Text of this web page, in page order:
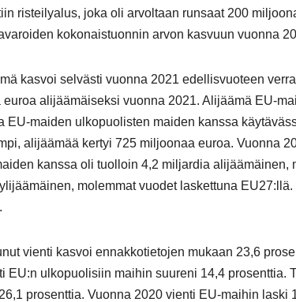
risteilyalus, joka oli arvoltaan runsaat 200
kokonaistuonnin arvon kasvuun vuonna
kasvoi selvästi vuonna 2021 edellisvuoteen
euroa alijäämäiseksi vuonna 2021. Alijäämä EU-
EU-maiden ulkopuolisten maiden kanssa
alijäämää kertyi 725 miljoonaa euroa. Vuonna
kanssa oli tuolloin 4,2 miljardia alijäämäinen,
molemmat vuodet laskettuna
vienti kasvoi ennakkotietojen mukaan 23,6
EU:n ulkopuolisiin maihin suureni 14,4 prosenttia.
prosenttia. Vuonna 2020 vienti EU-maihin